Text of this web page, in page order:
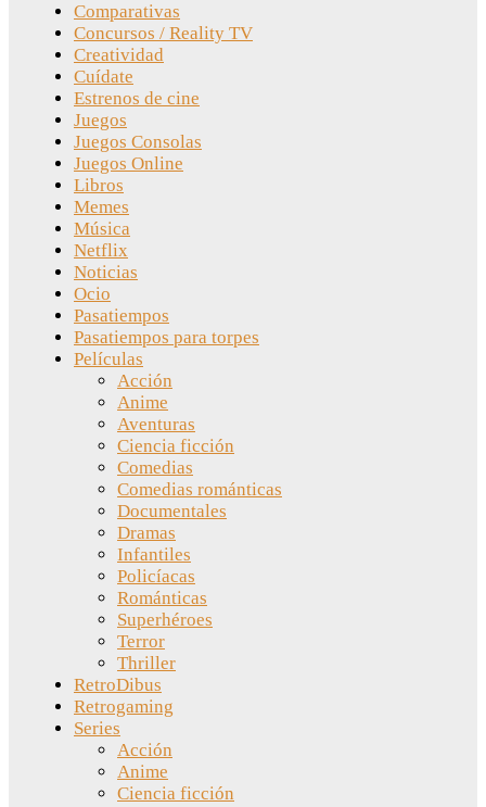
Comparativas
Concursos / Reality TV
Creatividad
Cuídate
Estrenos de cine
Juegos
Juegos Consolas
Juegos Online
Libros
Memes
Música
Netflix
Noticias
Ocio
Pasatiempos
Pasatiempos para torpes
Películas
Acción
Anime
Aventuras
Ciencia ficción
Comedias
Comedias románticas
Documentales
Dramas
Infantiles
Policíacas
Románticas
Superhéroes
Terror
Thriller
RetroDibus
Retrogaming
Series
Acción
Anime
Ciencia ficción